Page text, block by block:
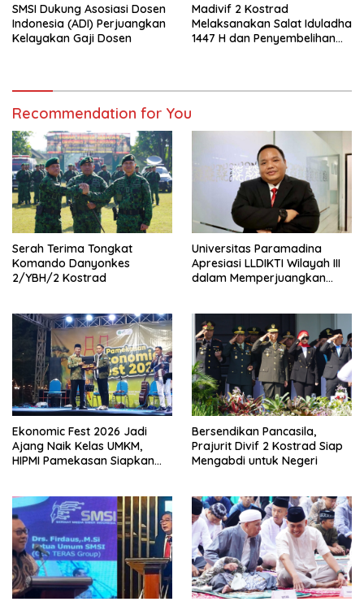
SMSI Dukung Asosiasi Dosen
Indonesia (ADI) Perjuangkan
Kelayakan Gaji Dosen
Madivif 2 Kostrad
Melaksanakan Salat Iduladha
1447 H dan Penyembelihan
Recommendation for You
Serah Terima Tongkat
Komando Danyonkes
2/YBH/2 Kostrad
Universitas Paramadina
Apresiasi LLDIKTI Wilayah III
dalam Memperjuangkan
Ekonomic Fest 2026 Jadi
Ajang Naik Kelas UMKM,
HIPMI Pamekasan Siapkan
Bersendikan Pancasila,
Prajurit Divif 2 Kostrad Siap
Mengabdi untuk Negeri